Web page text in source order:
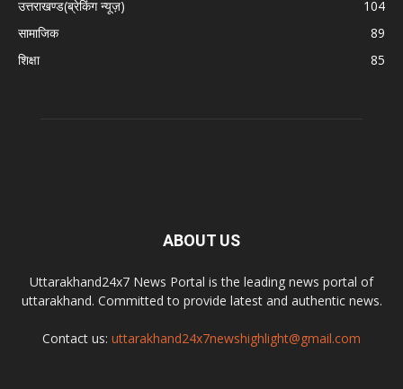
उत्तराखण्ड(ब्रेकिंग न्यूज़)
104
सामाजिक
89
शिक्षा
85
ABOUT US
Uttarakhand24x7 News Portal is the leading news portal of
uttarakhand. Committed to provide latest and authentic news.
Contact us: uttarakhand24x7newshighlight@gmail.com